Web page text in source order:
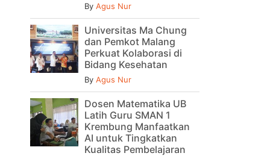
By Agus Nur
Universitas Ma Chung
dan Pemkot Malang
Perkuat Kolaborasi di
Bidang Kesehatan
By Agus Nur
Dosen Matematika UB
Latih Guru SMAN 1
Krembung Manfaatkan
AI untuk Tingkatkan
Kualitas Pembelajaran